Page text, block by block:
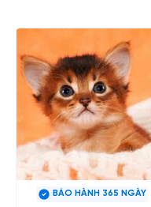
dung
BẢO HÀNH 365 NGÀY